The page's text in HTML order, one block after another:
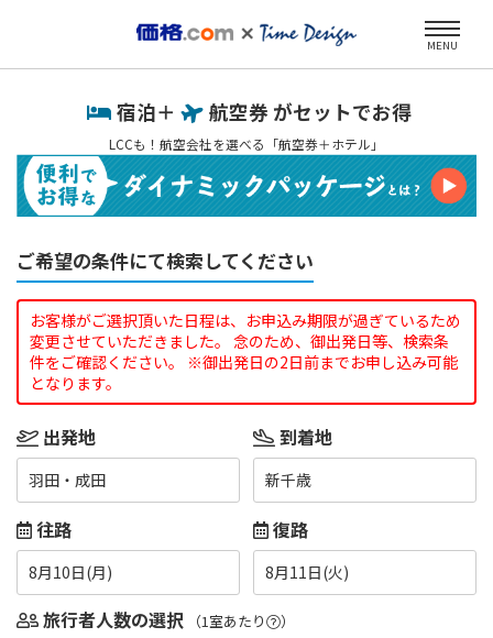
MENU
宿泊＋ 航空券 がセットでお得
LCCも！航空会社を選べる「航空券＋ホテル」
ご希望の条件にて検索してください
お客様がご選択頂いた日程は、お申込み期限が過ぎているため
変更させていただきました。 念のため、御出発日等、検索条
件をご確認ください。 ※御出発日の2日前までお申し込み可能
となります。
出発地
羽田・成田
到着地
新千歳
往路
8月10日(月)
復路
8月11日(火)
旅行者人数の選択 （1室あたり ）